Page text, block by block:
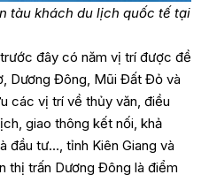
tàu khách du lịch quốc tế tại
đây có năm vị trí được đề
Dương Đông, Mũi Đất Đỏ và
các vị trí về thủy văn, điều
giao thông kết nối, khả
đầu tư…, tỉnh Kiên Giang và
thị trấn Dương Đông là điểm